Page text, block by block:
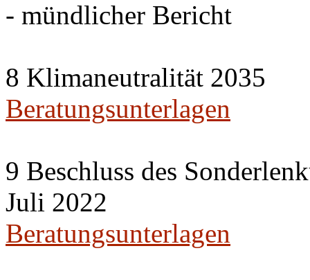
- mündlicher Bericht
8 Klimaneutralität 2035
Beratungsunterlagen
9 Beschluss des
Juli 2022
Beratungsunterlagen